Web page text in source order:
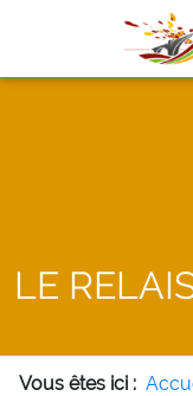
LE
Vous êtes ici :